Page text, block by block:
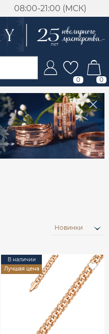
08:00-21:00 (МСК)
0 0
Новинки
В наличии
Лучшая цена